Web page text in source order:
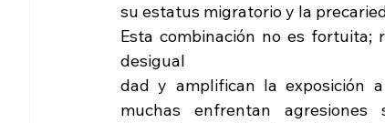
su estatus migratorio y la
Esta combinación no es fortuita;
desigual
dad y amplifican la exposición
muchas enfrentan